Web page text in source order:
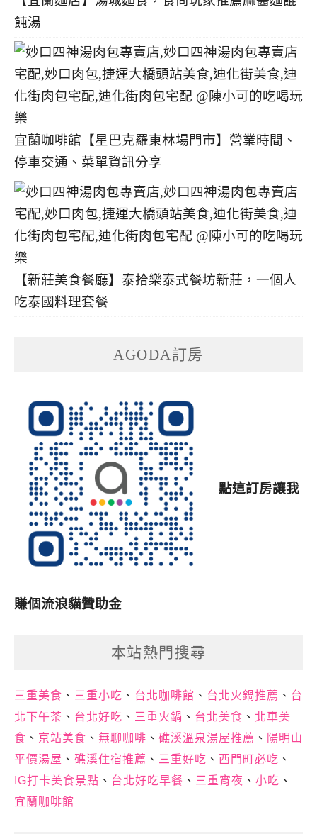
飩湯
宜蘭咖啡館【星巴克羅東林場門市】營業時間、
停車交通、菜單資訊分享
【新莊美食餐廳】泰拾樂泰式餐坊新莊，一個人
吃泰國料理套餐
AGODA訂房
點這訂房讓我
賺個流浪貓贊助金
本站熱門搜尋
三重美食 、 三重小吃 、 台北咖啡館 、 台北火鍋推薦 、 台
北下午茶 、 台北好吃 、 三重火鍋 、 台北美食 、 北車美
食 、 京站美食 、 無聊咖啡 、 礁溪溫泉湯屋推薦 、 陽明山
平價湯屋 、 礁溪住宿推薦 、 三重好吃 、 西門町必吃 、
IG打卡美食景點 、 台北好吃早餐 、 三重宵夜 、 小吃 、
宜蘭咖啡館